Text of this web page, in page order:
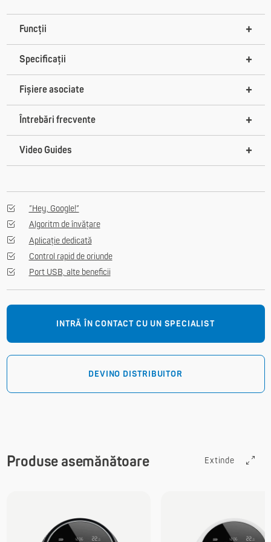
Funcții
Specificații
Fișiere asociate
Întrebări frecvente
Video Guides
”Hey, Google!”
Algoritm de învățare
Aplicație dedicată
Control rapid de oriunde
Port USB, alte beneficii
INTRĂ ÎN CONTACT CU UN SPECIALIST
DEVINO DISTRIBUITOR
Produse asemănătoare Extinde